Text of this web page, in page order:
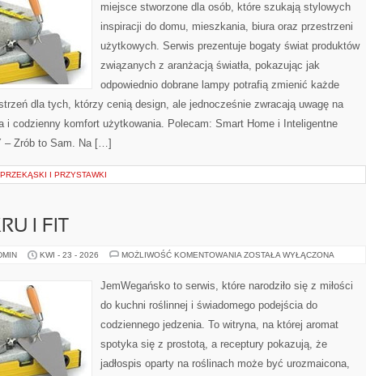
miejsce stworzone dla osób, które szukają stylowych
inspiracji do domu, mieszkania, biura oraz przestrzeni
użytkowych. Serwis prezentuje bogaty świat produktów
związanych z aranżacją światła, pokazując jak
odpowiednio dobrane lampy potrafią zmienić każde
dla tych, którzy cenią design, ale jednocześnie zwracają uwagę na
i codzienny komfort użytkowania. Polecam: Smart Home i Inteligentne
– Zrób to Sam. Na […]
PRZEKĄSKI I PRZYSTAWKI
I FIT
KWI - 23 - 2026 MOŻLIWOŚĆ KOMENTOWANIA BEZ
ZOSTAŁA WYŁĄCZONA
JemWegańsko to serwis, które narodziło się z miłości
do kuchni roślinnej i świadomego podejścia do
codziennego jedzenia. To witryna, na której aromat
spotyka się z prostotą, a receptury pokazują, że
jadłospis oparty na roślinach może być urozmaicona,